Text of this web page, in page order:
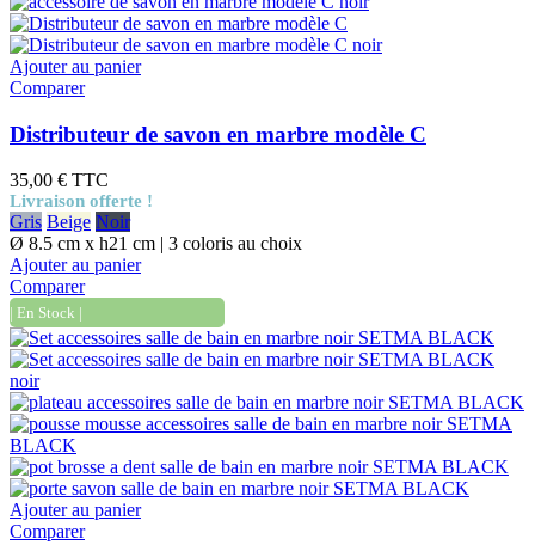
Ajouter au panier
Comparer
Distributeur de savon en marbre modèle C
35,00 € TTC
Livraison offerte !
Gris Beige Noir
Ø 8.5 cm x h21 cm | 3 coloris au choix
Ajouter au panier
Comparer
| En Stock |
Ajouter au panier
Comparer